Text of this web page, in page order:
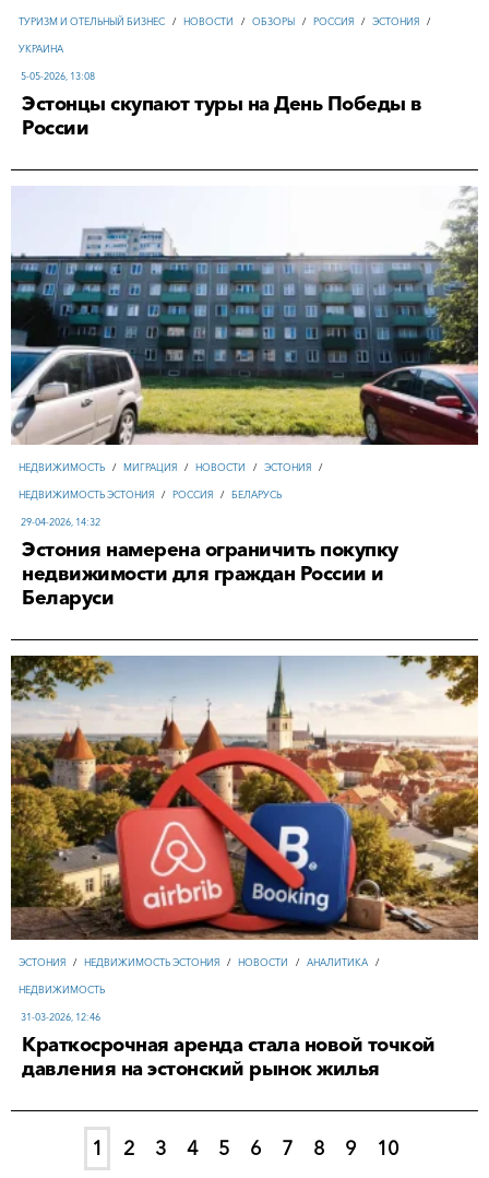
ТУРИЗМ И ОТЕЛЬНЫЙ БИЗНЕС / НОВОСТИ / ОБЗОРЫ / РОССИЯ / ЭСТОНИЯ /
УКРАИНА
5-05-2026, 13:08
Эстонцы скупают туры на День Победы в
России
НЕДВИЖИМОСТЬ / МИГРАЦИЯ / НОВОСТИ / ЭСТОНИЯ /
НЕДВИЖИМОСТЬ ЭСТОНИЯ / РОССИЯ / БЕЛАРУСЬ
29-04-2026, 14:32
Эстония намерена ограничить покупку
недвижимости для граждан России и
Беларуси
ЭСТОНИЯ / НЕДВИЖИМОСТЬ ЭСТОНИЯ / НОВОСТИ / АНАЛИТИКА /
НЕДВИЖИМОСТЬ
31-03-2026, 12:46
Краткосрочная аренда стала новой точкой
давления на эстонский рынок жилья
1 2 3 4 5 6 7 8 9 10